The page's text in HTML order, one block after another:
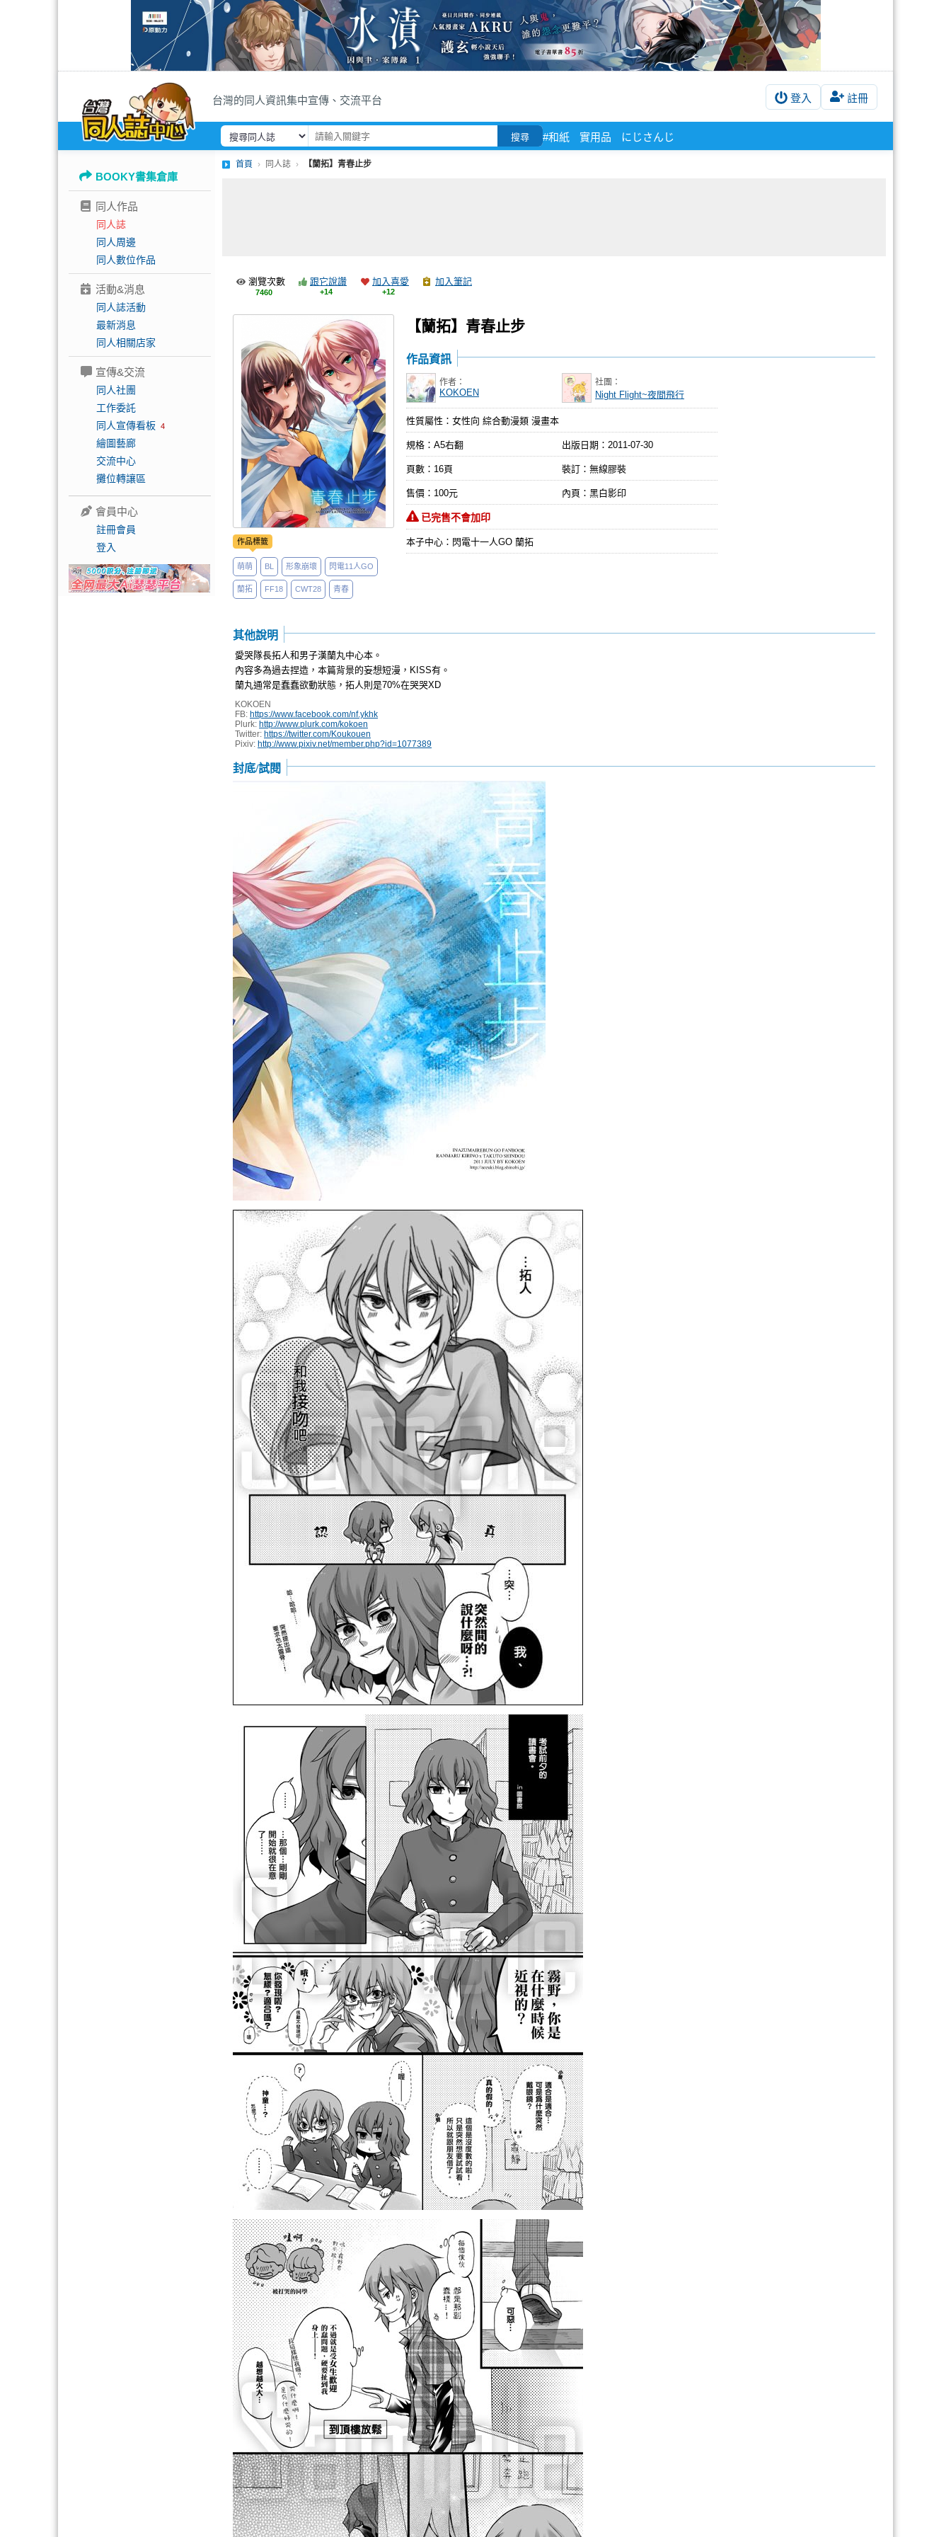
台灣的同人資訊集中宣傳、交流平台 登入 註冊
搜尋 #和紙 實用品 にじさんじ
BOOKY書集倉庫
同人作品
同人誌
同人周邊
同人數位作品
活動&消息
同人誌活動
最新消息
同人相關店家
宣傳&交流
同人社團
工作委託
同人宣傳看板 4
繪圖藝廊
交流中心
攤位轉讓區
會員中心
註冊會員
登入
首頁 同人誌 【蘭拓】青春止步
瀏覽次數
7460
跟它說讚
+14
加入喜愛
+12
加入筆記
【蘭拓】青春止步
作品標籤
萌萌 BL 形象崩壞 閃電11人GO
蘭拓 FF18 CWT28 青春
作品資訊
作者：
KOKOEN
社團：
Night Flight~夜間飛行
性質屬性：女性向 綜合動漫類 漫畫本
規格：A5右翻 出版日期： 2011-07-30
頁數：16頁 裝訂：無線膠裝
售價：100元 內頁：黑白影印
已完售不會加印
本子中心：閃電十一人GO 蘭拓
其他說明
愛哭隊長拓人和男子漢蘭丸中心本。
內容多為過去捏造，本篇背景的妄想短漫，KISS有。
蘭丸通常是蠢蠢欲動狀態，拓人則是70%在哭哭XD
KOKOEN
FB: https://www.facebook.com/nf.ykhk
Plurk: http://www.plurk.com/kokoen
Twitter: https://twitter.com/Koukouen
Pixiv: http://www.pixiv.net/member.php?id=1077389
封底/試閱